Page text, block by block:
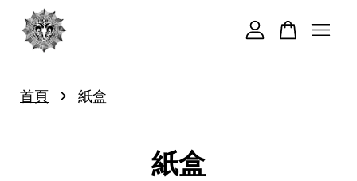
首頁 › 紙盒
紙盒